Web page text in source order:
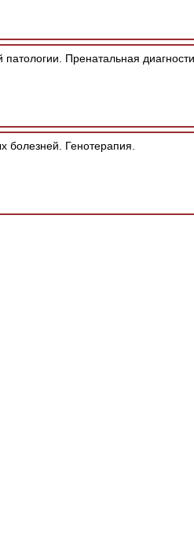
Пренатальная
болезней. Генотерапия.